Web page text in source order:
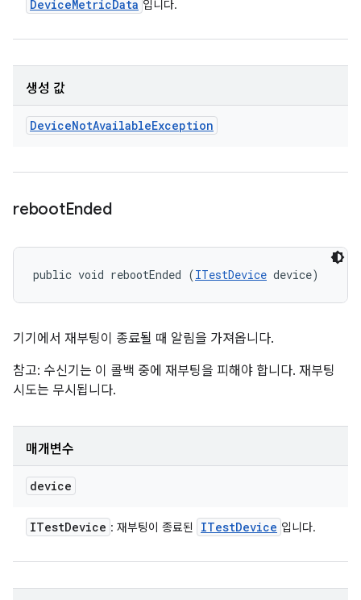
DeviceMetricData 입니다.
생성 값
DeviceNotAvailableException
rebootEnded
public void rebootEnded (ITestDevice device)
기기에서 재부팅이 종료될 때 알림을 가져옵니다.
참고: 수신기는 이 콜백 중에 재부팅을 피해야 합니다. 재부팅
시도는 무시됩니다.
매개변수
device
ITestDevice : 재부팅이 종료된 ITestDevice 입니다.